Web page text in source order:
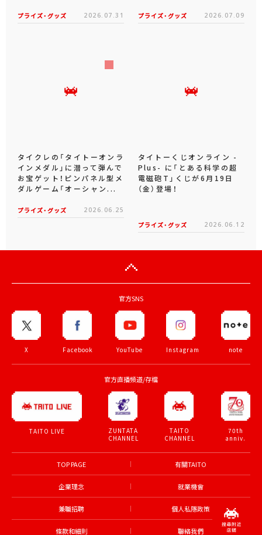
プライズ・グッズ 2026.07.31 プライズ・グッズ 2026.07.09
タイクレの「タイトーオンラ
インメダル」に潜って弾んで
お宝ゲット！ピンパネル型メ
ダルゲーム「オーシャン...
プライズ・グッズ 2026.06.25
タイトーくじオンライン -
Plus- に「とある科学の超
電磁砲T」くじが6月19日
（金）登場！
プライズ・グッズ 2026.06.12
官方SNS
X Facebook YouTube Instagram note
官方直播頻道/存檔
TAITO LIVE
ZUNTATA
CHANNEL
TAITO
CHANNEL
70th
anniv.
TOP PAGE 有關TAITO
企業理念 就業機會
兼職招聘 個人私隱政策
條款和細則 聯絡我們